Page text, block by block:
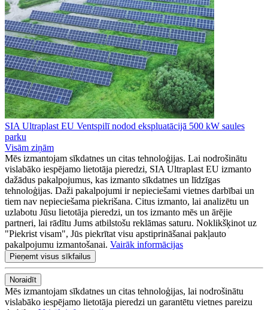
SIA Ultraplast EU Ventspilī nodod ekspluatācijā 500 kW saules
parku
Visām ziņām
Mēs izmantojam sīkdatnes un citas tehnoloģijas. Lai nodrošinātu
vislabāko iespējamo lietotāja pieredzi, SIA Ultraplast EU izmanto
dažādus pakalpojumus, kas izmanto sīkdatnes un līdzīgas
tehnoloģijas. Daži pakalpojumi ir nepieciešami vietnes darbībai un
tiem nav nepieciešama piekrišana. Citus izmanto, lai analizētu un
uzlabotu Jūsu lietotāja pieredzi, un tos izmanto mēs un ārējie
partneri, lai rādītu Jums atbilstošu reklāmas saturu. Noklikšķinot uz
"Piekrist visam", Jūs piekrītat visu apstiprināšanai pakļauto
pakalpojumu izmantošanai. Vairāk informācijas
Pieņemt visus sīkfailus
Noraidīt
Mēs izmantojam sīkdatnes un citas tehnoloģijas, lai nodrošinātu
vislabāko iespējamo lietotāja pieredzi un garantētu vietnes pareizu